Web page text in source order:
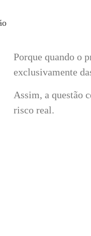
Porque quando o
exclusivamente
Assim, a questão
risco real.